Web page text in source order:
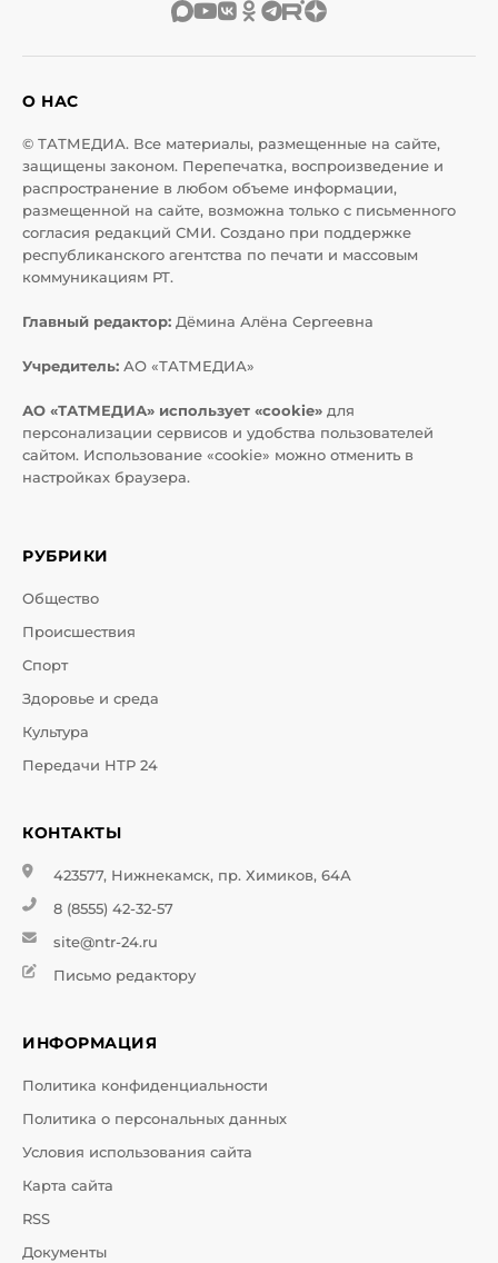
О НАС
© ТАТМЕДИА. Все материалы, размещенные на сайте,
защищены законом. Перепечатка, воспроизведение и
распространение в любом объеме информации,
размещенной на сайте, возможна только с письменного
согласия редакций СМИ. Создано при поддержке
республиканского агентства по печати и массовым
коммуникациям РТ.
Главный редактор: Дёмина Алёна Сергеевна
Учредитель: АО «ТАТМЕДИА»
АО «ТАТМЕДИА» использует «cookie» для
персонализации сервисов и удобства пользователей
сайтом. Использование «cookie» можно отменить в
настройках браузера.
РУБРИКИ
Общество
Происшествия
Спорт
Здоровье и среда
Культура
Передачи НТР 24
КОНТАКТЫ
423577, Нижнекамск, пр. Химиков, 64А
8 (8555) 42-32-57
site@ntr-24.ru
Письмо редактору
ИНФОРМАЦИЯ
Политика конфиденциальности
Политика о персональных данных
Условия использования сайта
Карта сайта
RSS
Документы